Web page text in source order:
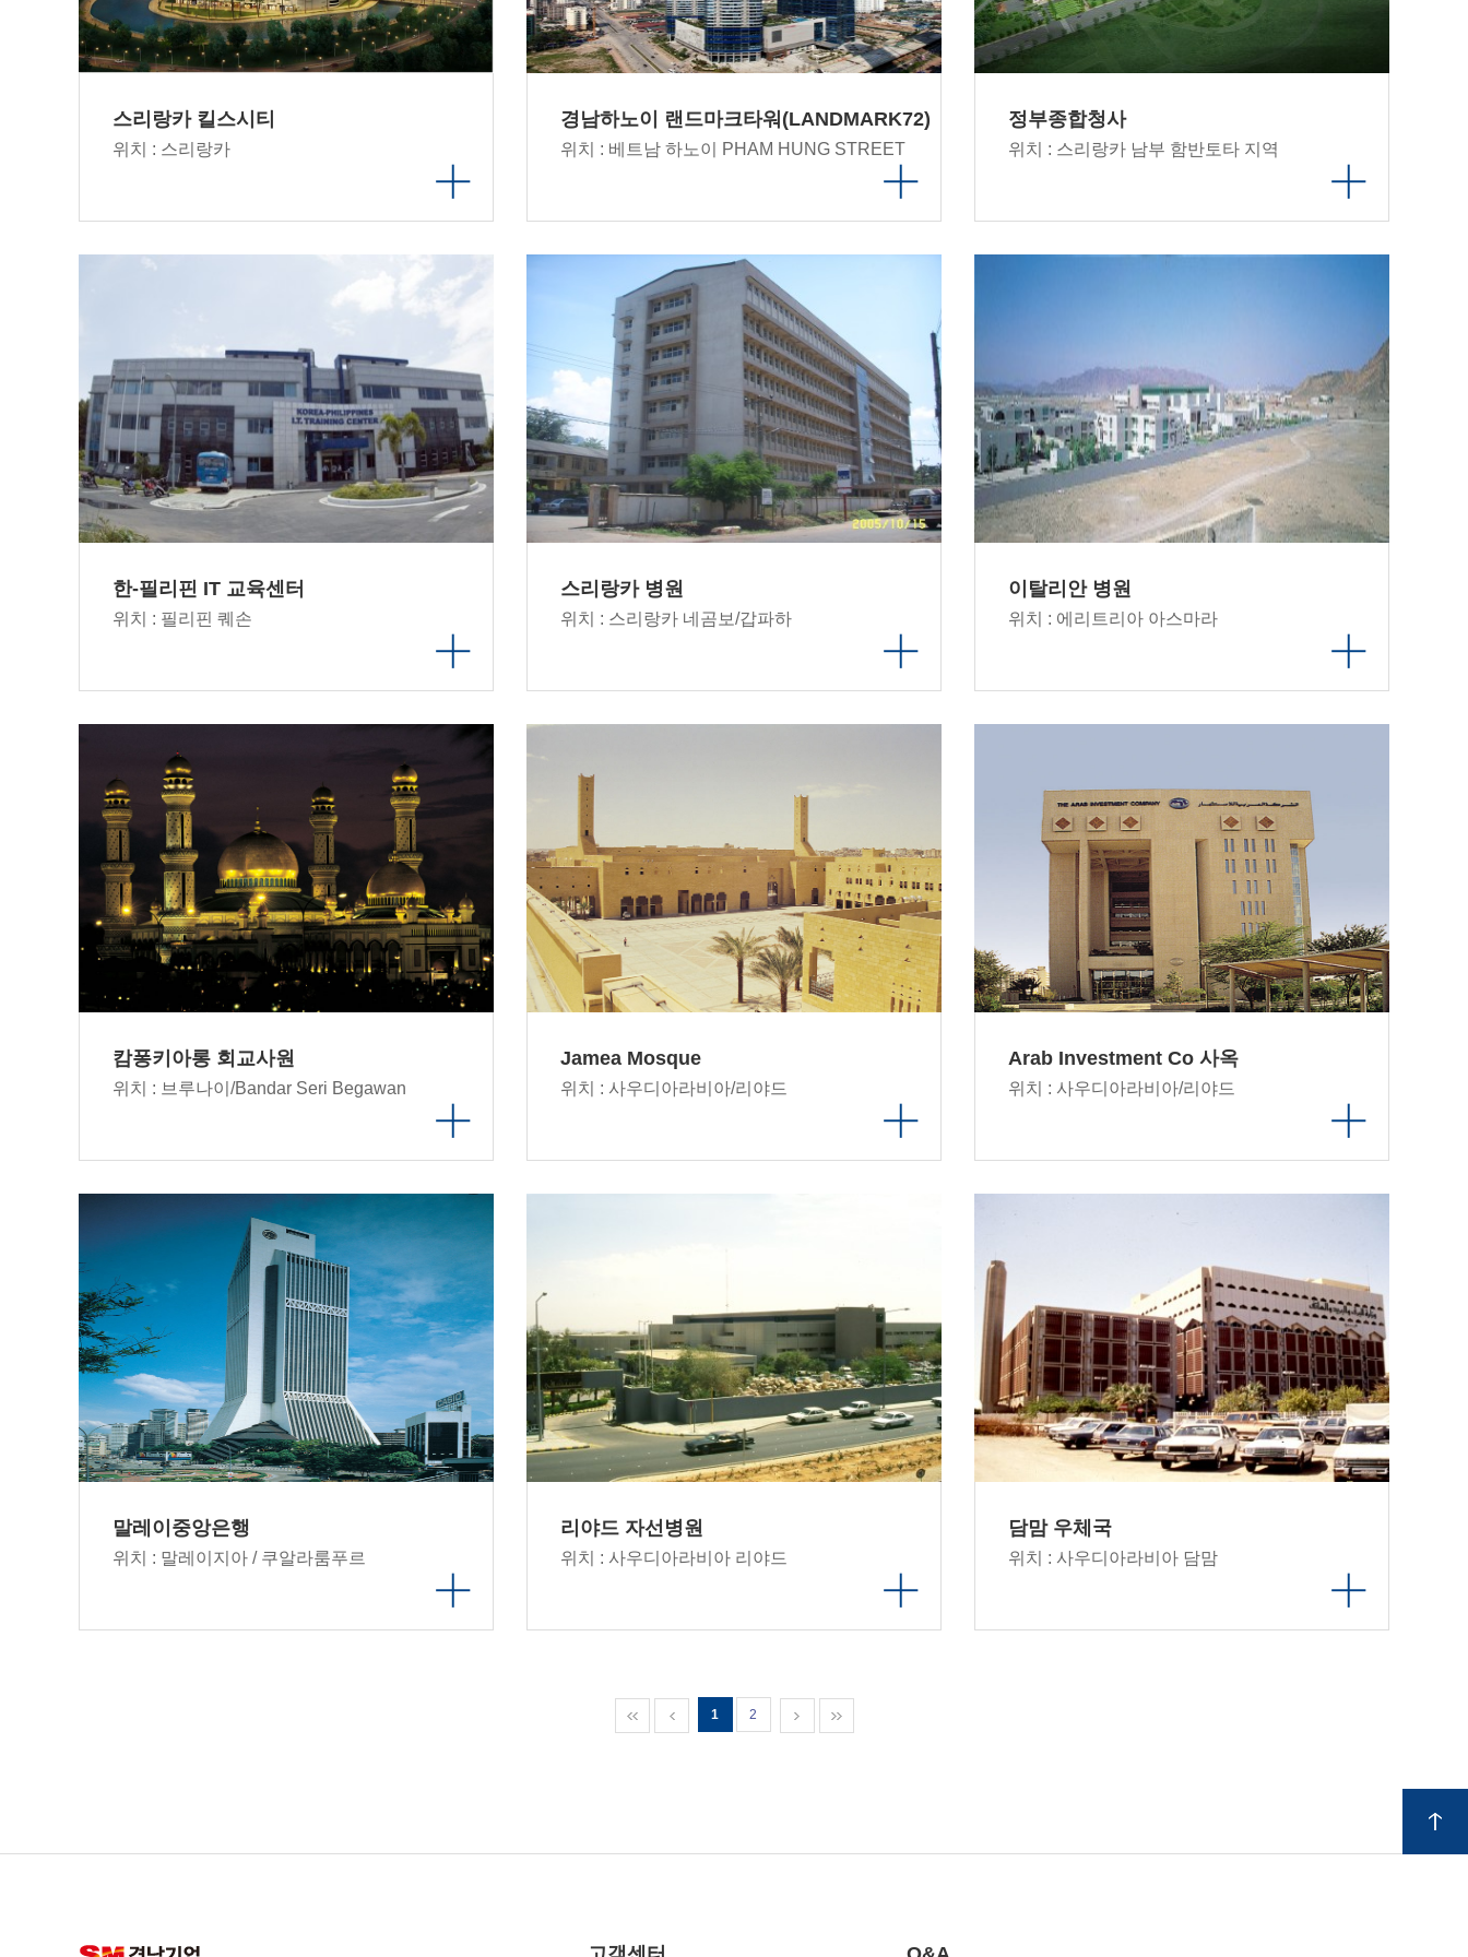
스리랑카 킬스시티
위치 : 스리랑카
경남하노이 랜드마크타워(LANDMARK72)
위치 : 베트남 하노이 PHAM HUNG STREET
정부종합청사
위치 : 스리랑카 남부 함반토타 지역
한-필리핀 IT 교육센터
위치 : 필리핀 퀘손
스리랑카 병원
위치 : 스리랑카 네곰보/갑파하
이탈리안 병원
위치 : 에리트리아 아스마라
캄퐁키아롱 회교사원
위치 : 브루나이/Bandar Seri Begawan
Jamea Mosque
위치 : 사우디아라비아/리야드
Arab Investment Co 사옥
위치 : 사우디아라비아/리야드
말레이중앙은행
위치 : 말레이지아 / 쿠알라룸푸르
리야드 자선병원
위치 : 사우디아라비아 리야드
담맘 우체국
위치 : 사우디아라비아 담맘
1 2